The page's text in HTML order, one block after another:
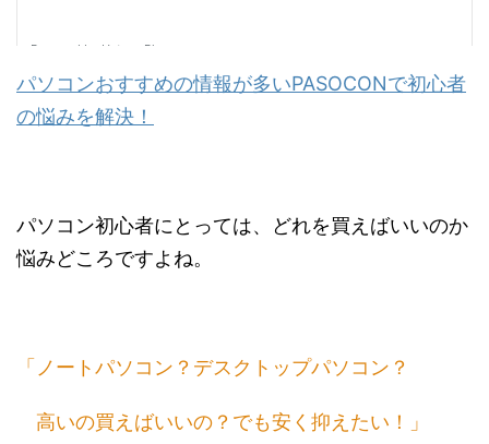
パソコンおすすめの情報が多いPASOCONで初心者
の悩みを解決！
パソコン初心者にとっては、どれを買えばいいのか
悩みどころですよね。
「ノートパソコン？デスクトップパソコン？
高いの買えばいいの？でも安く抑えたい！」